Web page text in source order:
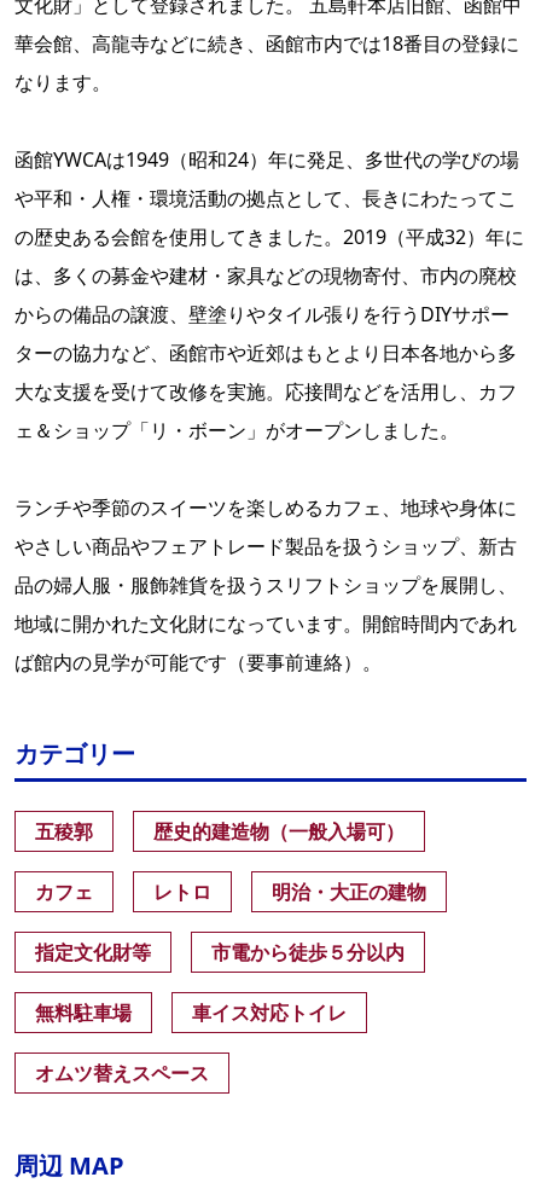
華会館、高龍寺などに続き、函館市内では18番目の登録に
なります。
函館YWCAは1949（昭和24）年に発足、多世代の学びの場
や平和・人権・環境活動の拠点として、長きにわたってこ
の歴史ある会館を使用してきました。2019（平成32）年に
は、多くの募金や建材・家具などの現物寄付、市内の廃校
からの備品の譲渡、壁塗りやタイル張りを行うDIYサポー
ターの協力など、函館市や近郊はもとより日本各地から多
大な支援を受けて改修を実施。応接間などを活用し、カフ
ェ＆ショップ「リ・ボーン」がオープンしました。
ランチや季節のスイーツを楽しめるカフェ、地球や身体に
やさしい商品やフェアトレード製品を扱うショップ、新古
品の婦人服・服飾雑貨を扱うスリフトショップを展開し、
地域に開かれた文化財になっています。開館時間内であれ
ば館内の見学が可能です（要事前連絡）。
カテゴリー
五稜郭 歴史的建造物（一般入場可）
カフェ レトロ 明治・大正の建物
指定文化財等 市電から徒歩５分以内
無料駐車場 車イス対応トイレ
オムツ替えスペース
周辺 MAP